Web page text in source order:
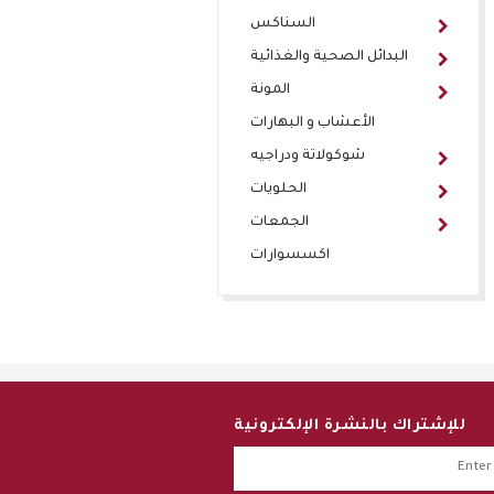
السناكس
البدائل الصحية والغذائية
المونة
الأعشاب و البهارات
شوكولاتة ودراجيه
الحلويات
الجمعات
اكسسوارات
للإشتراك بالنشرة الإلكترونية